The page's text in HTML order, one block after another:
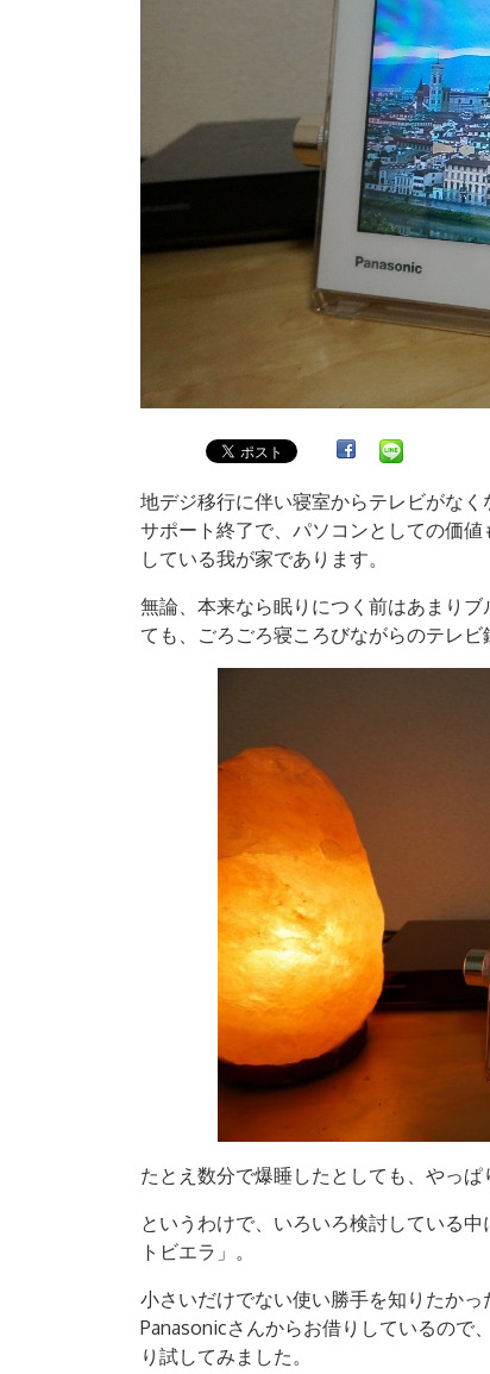
地デジ移行に伴い寝室からテレビがな
サポート終了で、パソコンとしての価
している我が家であります。
無論、本来なら眠りにつく前はあまり
ても、ごろごろ寝ころびながらのテレビ
たとえ数分で爆睡したとしても、やっぱ
というわけで、いろいろ検討している
トビエラ」。
小さいだけでない使い勝手を知りたか
Panasonicさんからお借りしているので
り試してみました。